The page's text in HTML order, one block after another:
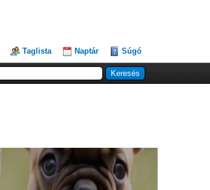
Taglista Naptár Súgó